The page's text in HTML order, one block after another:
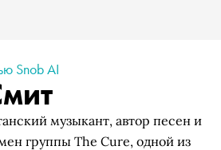
Snob AI
музыкант, автор песен и
группы The Cure, одной из